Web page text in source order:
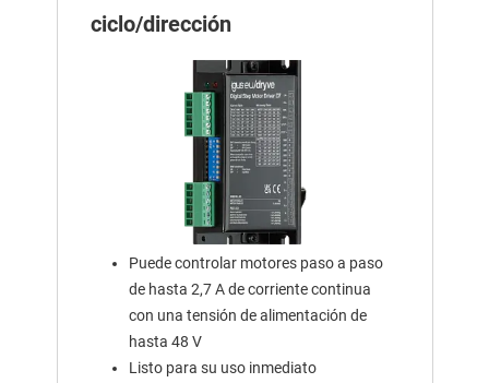
ciclo/dirección
Puede controlar motores paso a paso
de hasta 2,7 A de corriente continua
con una tensión de alimentación de
hasta 48 V
Listo para su uso inmediato